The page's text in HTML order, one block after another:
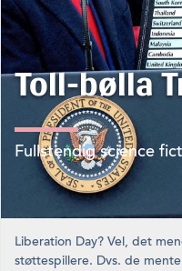
Toll-bølla
Fullstendig science
Liberation Day? Vel, det
støttespillere. Dvs. de